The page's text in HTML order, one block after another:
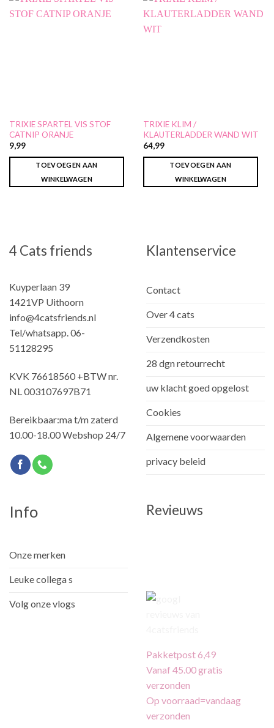
TRIXIE SPARTEL VIS STOF
CATNIP ORANJE
9,99
TOEVOEGEN AAN
WINKELWAGEN
TRIXIE KLIM /
KLAUTERLADDER WAND WIT
64,99
TOEVOEGEN AAN
WINKELWAGEN
4 Cats friends
Kuyperlaan 39
1421VP Uithoorn
info@4catsfriends.nl
Tel/whatsapp. 06-
51128295
KVK 76618560 +BTW nr.
NL 003107697B71
Bereikbaar:ma t/m zaterd
10.00-18.00 Webshop 24/7
Klantenservice
Contact
Over 4 cats
Verzendkosten
28 dgn retourrecht
uw klacht goed opgelost
Cookies
Algemene voorwaarden
privacy beleid
Info
Onze merken
Leuke collega s
Volg onze vlogs
Revieuws
Pakketpost 6,49
Vanaf 45.00 gratis
verzonden
Op voorraad=vandaag
verzonden